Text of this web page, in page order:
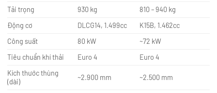
Tải trọng
930 kg
810 – 940 kg
Động cơ
DLCG14, 1.499cc
K15B, 1.462cc
Công suất
80 kW
~72 kW
Tiêu chuẩn khí thải
Euro 4
Euro 4
Kích thước thùng
(dài)
~2.900 mm ~2.500 mm